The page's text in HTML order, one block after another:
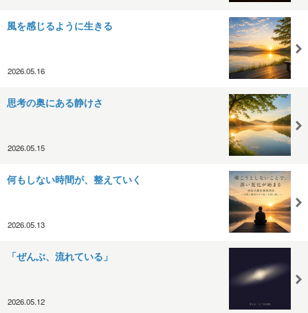
風を感じるように生きる
2026.05.16
思考の奥にある静けさ
2026.05.15
何もしない時間が、整えていく
2026.05.13
「ぜんぶ、流れている」
2026.05.12